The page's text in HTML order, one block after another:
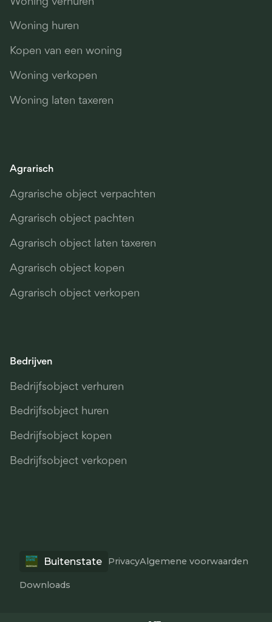
Woning huren
Kopen van een woning
Woning verkopen
Woning laten taxeren
Agrarisch
Agrarische object verpachten
Agrarisch object pachten
Agrarisch object laten taxeren
Agrarisch object kopen
Agrarisch object verkopen
Bedrijven
Bedrijfsobject verhuren
Bedrijfsobject huren
Bedrijfsobject kopen
Bedrijfsobject verkopen
Buitenstate PrivacyAlgemene voorwaarden
Downloads